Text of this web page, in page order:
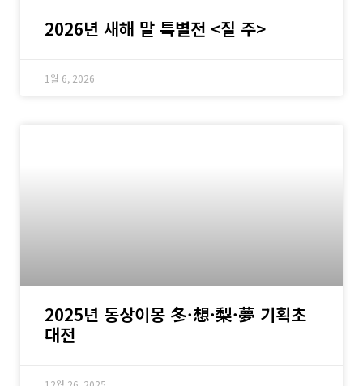
2026년 새해 말 특별전 <질 주>
1월 6, 2026
2025년 동상이몽 冬·想·梨·夢 기획초
대전